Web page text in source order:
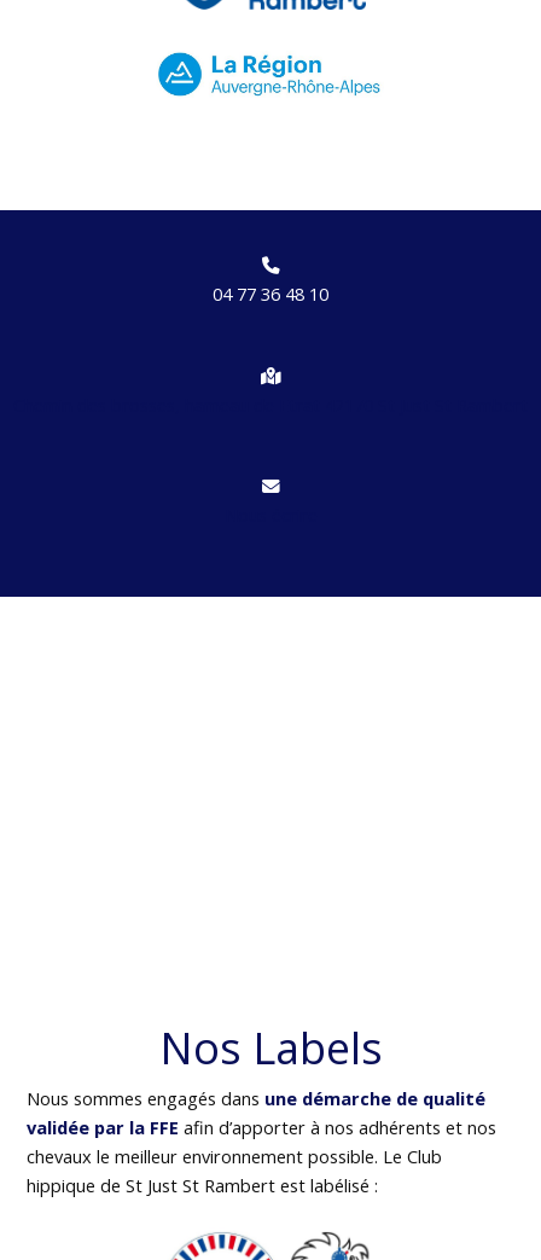
04 77 36 48 10
Nos Labels
Nous sommes engagés dans une démarche de qualité
validée par la FFE afin d’apporter à nos adhérents et nos
chevaux le meilleur environnement possible. Le Club
hippique de St Just St Rambert est labélisé :